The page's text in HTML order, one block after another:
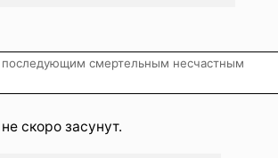
последующим смертельным несчастным
скоро засунут.